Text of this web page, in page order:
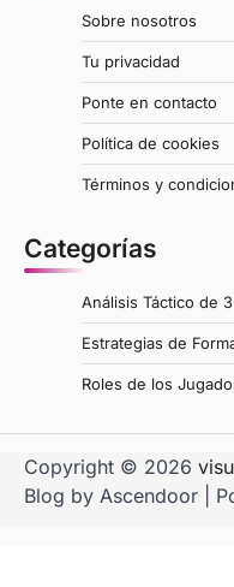
Sobre nosotros
Tu privacidad
Ponte en contacto
Política de cookies
Términos y
Categorías
Análisis Táctico de
Estrategias de
Roles de los
Copyright © 2026
Blog by Ascendoor |